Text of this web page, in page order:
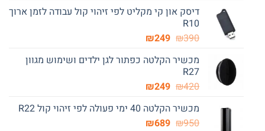
היה:
הוא:
דיסק און קי מקליט לפי זיהוי קול עבודה לזמן ארוך
R10
₪390
המחיר
היה:
₪249 המחיר
הוא:
מכשיר הקלטה כפתור לגן ילדים ושימוש מגוון
R27
₪420
המחיר
היה:
₪420.
₪249 המחיר
הוא:
₪249.
מכשיר הקלטה 40 ימי פעולה לפי זיהוי קול R22
₪950
המחיר
₪689 המחיר